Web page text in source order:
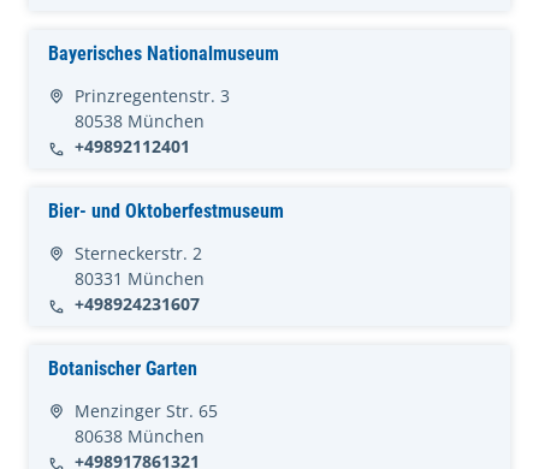
Bayerisches Nationalmuseum
Prinzregentenstr. 3
80538 München
+49892112401
Bier- und Oktoberfestmuseum
Sterneckerstr. 2
80331 München
+498924231607
Botanischer Garten
Menzinger Str. 65
80638 München
+498917861321